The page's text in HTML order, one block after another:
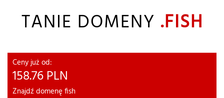
TANIE DOMENY .FISH
Ceny już od:
158.76 PLN
Znajdź domenę fish